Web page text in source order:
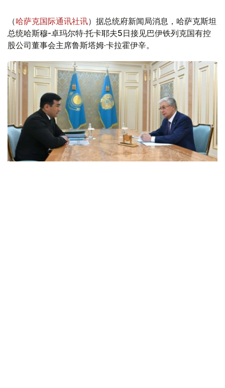
（哈萨克国际通讯社讯）据总统府新闻局消息，哈萨克斯坦
总统哈斯穆-卓玛尔特·托卡耶夫5日接见巴伊铁列克国有控
股公司董事会主席鲁斯塔姆·卡拉霍伊辛。